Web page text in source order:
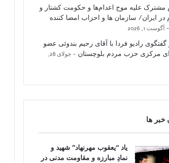
مشترک علیه موج اعدام‌ها و حکومت کشتار و
در ایران/ سازمان ها و احزاب امضا کننده
آگوست 1, 2026
گفتگوی رادیو فردا با آقای رحیم بندوئی عضو
مرکزی حزب مردم بلوچستان
جولای 28,
خبر ها
یاد “یعقوب مهرنهاد” شهید و
نمادِ مبارزه و مقاومت مدنی در